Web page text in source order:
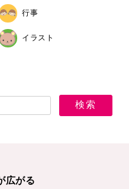
行事
イラスト
広がる